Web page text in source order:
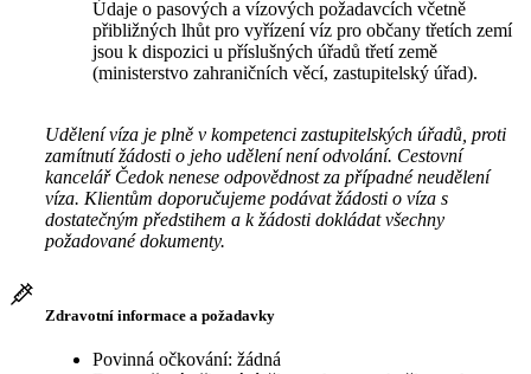
Údaje o pasových a vízových požadavcích včetně
přibližných lhůt pro vyřízení víz pro občany třetích zemí
jsou k dispozici u příslušných úřadů třetí země
(ministerstvo zahraničních věcí, zastupitelský úřad).
Udělení víza je plně v kompetenci zastupitelských úřadů, proti
zamítnutí žádosti o jeho udělení není odvolání. Cestovní
kancelář Čedok nenese odpovědnost za případné neudělení
víza. Klientům doporučujeme podávat žádosti o víza s
dostatečným předstihem a k žádosti dokládat všechny
požadované dokumenty.
Zdravotní informace a požadavky
Povinná očkování: žádná